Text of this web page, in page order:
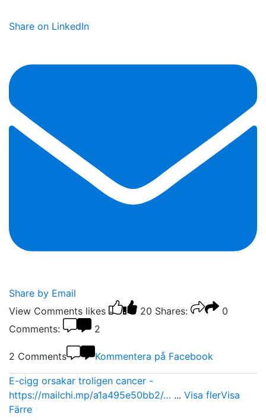
Share on LinkedIn
Share by Email
View Comments likes 20 Shares:
0
Comments:
2
2 Comments Kommentera på Facebook
E-cigg orsakar troligen cancer -
https://mailchi.mp/a1a495e50bb2/… ... Visa flerVisa
Färre